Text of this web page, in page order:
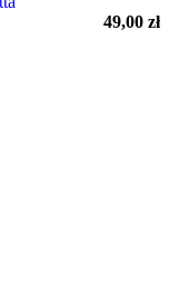
49,00 zł